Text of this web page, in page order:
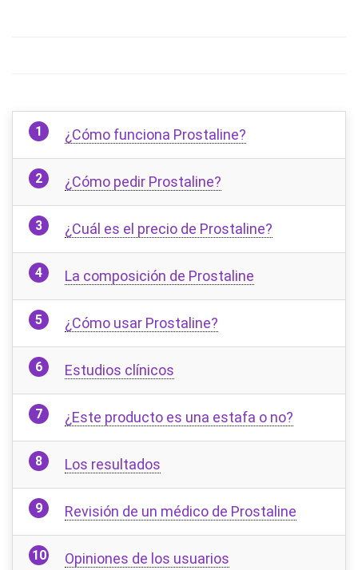
¿Cómo funciona Prostaline?
¿Cómo pedir Prostaline?
¿Cuál es el precio de Prostaline?
La composición de Prostaline
¿Cómo usar Prostaline?
Estudios clínicos
¿Este producto es una estafa o no?
Los resultados
Revisión de un médico de Prostaline
Opiniones de los usuarios